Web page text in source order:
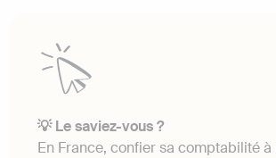
💡 Le saviez-vous ?
En France, confier sa comptabilité